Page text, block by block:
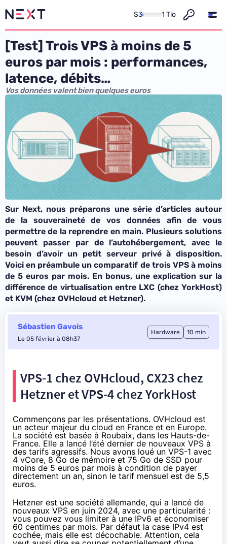
S3 1 Tio
[Test] Trois VPS à moins de 5
euros par mois : performances,
latence, débits…
Vos données valent bien quelques euros
Sur Next, nous préparons une série d’articles autour
de la souveraineté de vos données afin de vous
permettre de la reprendre en main. Plusieurs solutions
peuvent passer par de l’autohébergement, avec le
besoin d’avoir un petit serveur privé à disposition.
Voici en préambule un comparatif de trois VPS à moins
de 5 euros par mois. En bonus, une explication sur la
différence de virtualisation entre LXC (chez YorkHost)
et KVM (chez OVHcloud et Hetzner).
Sébastien Gavois
Le 05 février à 08h37
Hardware 10 min
VPS-1 chez OVHcloud, CX23 chez
Hetzner et VPS-4 chez YorkHost
Commençons par les présentations. OVHcloud est
un acteur majeur du cloud en France et en Europe.
La société est basée à Roubaix, dans les Hauts-de-
France. Elle a lancé l’été dernier de nouveaux VPS à
des tarifs agressifs. Nous avons loué un VPS-1 avec
4 vCore, 8 Go de mémoire et 75 Go de SSD pour
moins de 5 euros par mois à condition de payer
directement un an, sinon le tarif mensuel est de 5,5
euros.
Hetzner est une société allemande, qui a lancé de
nouveaux VPS en juin 2024, avec une particularité :
vous pouvez vous limiter à une IPv6 et économiser
60 centimes par mois. Par défaut la case IPv4 est
cochée, mais elle est décochable. Attention, cela